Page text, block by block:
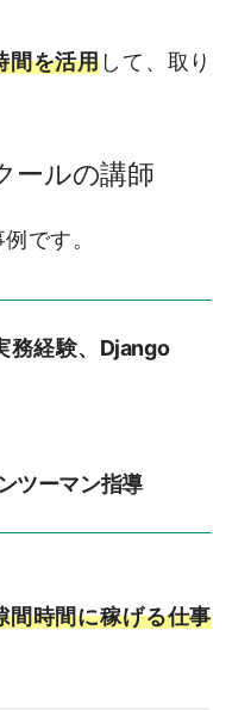
間を活用して、取り
ールの講師
です。
務経験、Django
ツーマン指導
間時間に稼げる仕事